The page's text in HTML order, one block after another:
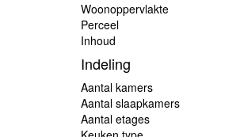
Woonoppervlakte
Perceel
Inhoud
Indeling
Aantal kamers
Aantal slaapkamers
Aantal etages